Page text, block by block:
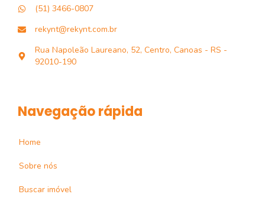
(51) 3466-0807
rekynt@rekynt.com.br
Rua Napoleão Laureano, 52, Centro, Canoas - RS -
92010-190
Navegação rápida
Home
Sobre nós
Buscar imóvel